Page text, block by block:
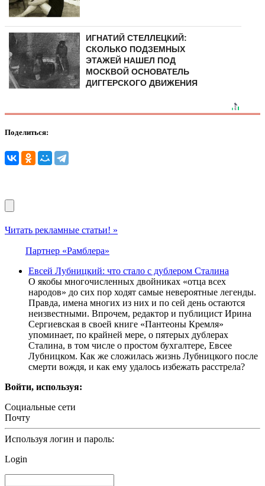
ИГНАТИЙ СТЕЛЛЕЦКИЙ:
СКОЛЬКО ПОДЗЕМНЫХ
ЭТАЖЕЙ НАШЕЛ ПОД
МОСКВОЙ ОСНОВАТЕЛЬ
ДИГГЕРСКОГО ДВИЖЕНИЯ
Поделиться:
Читать рекламные статьи! »
Партнер «Рамблера»
Евсей Лубницкий: что стало с дублером Сталина
О якобы многочисленных двойниках «отца всех
народов» до сих пор ходят самые невероятные легенды.
Правда, имена многих из них и по сей день остаются
неизвестными. Впрочем, редактор и публицист Ирина
Сергиевская в своей книге «Пантеоны Кремля»
упоминает, по крайней мере, о пятерых дублерах
Сталина, в том числе о простом бухгалтере, Евсее
Лубницком. Как же сложилась жизнь Лубницкого после
смерти вождя, и как ему удалось избежать расстрела?
Войти, используя:
Социальные сети
Почту
Используя логин и пароль:
Login